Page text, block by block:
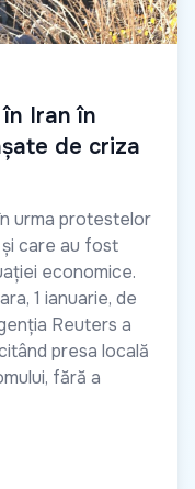
Iran în
de criza
urma protestelor
care au fost
economice.
1 ianuarie, de
Reuters a
presa locală
fără a